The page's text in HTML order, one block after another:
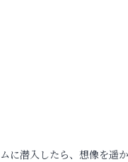
に潜入したら、想像を遥